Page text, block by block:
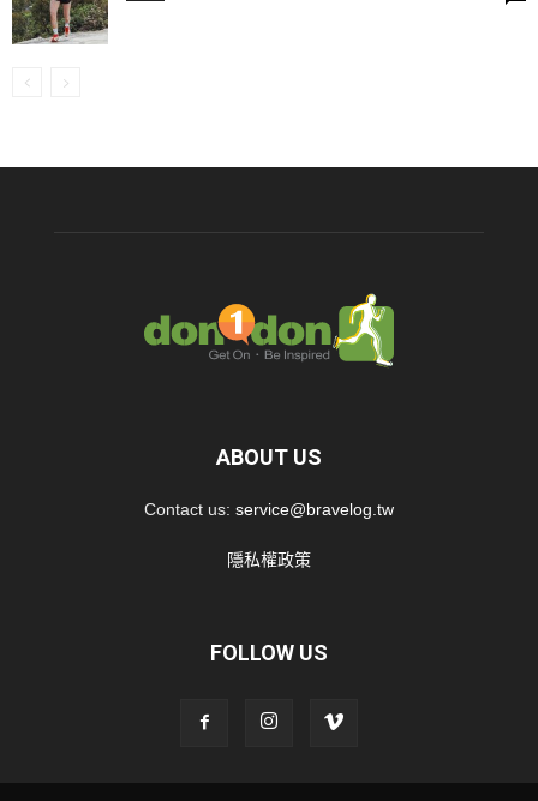
ABOUT US
Contact us: service@bravelog.tw
隱私權政策
FOLLOW US